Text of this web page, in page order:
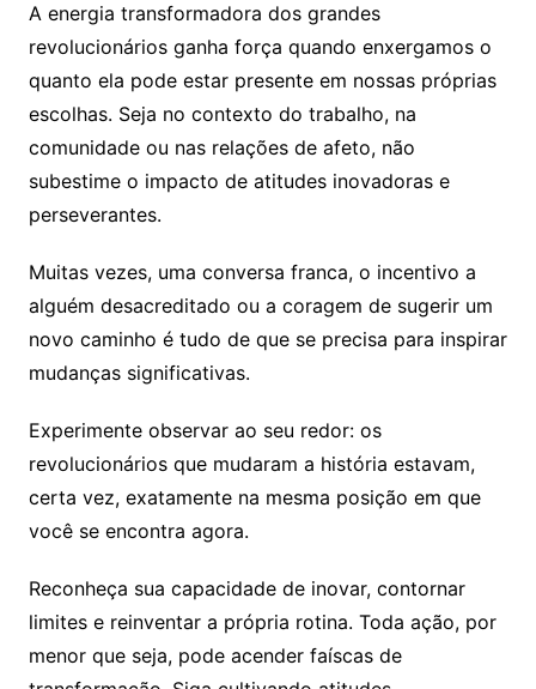
A energia transformadora dos grandes
revolucionários ganha força quando enxergamos o
quanto ela pode estar presente em nossas próprias
escolhas. Seja no contexto do trabalho, na
comunidade ou nas relações de afeto, não
subestime o impacto de atitudes inovadoras e
perseverantes.
Muitas vezes, uma conversa franca, o incentivo a
alguém desacreditado ou a coragem de sugerir um
novo caminho é tudo de que se precisa para inspirar
mudanças significativas.
Experimente observar ao seu redor: os
revolucionários que mudaram a história estavam,
certa vez, exatamente na mesma posição em que
você se encontra agora.
Reconheça sua capacidade de inovar, contornar
limites e reinventar a própria rotina. Toda ação, por
menor que seja, pode acender faíscas de